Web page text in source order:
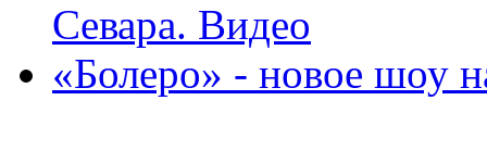
Севара. Видео
«Болеро» - новое шоу